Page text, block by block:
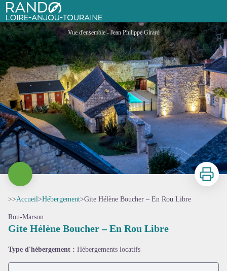
Rando Loire-Anjou-Touraine
Gite Hélène Boucher – En Rou Libre
Vue d'ensemble - Jean Philippe Girard
Imprimer
>>Accueil>Hébergement>Gite Hélène Boucher – En Rou Libre
Rou-Marson
Gite Hélène Boucher – En Rou Libre
Type d'hébergement : Hébergements locatifs